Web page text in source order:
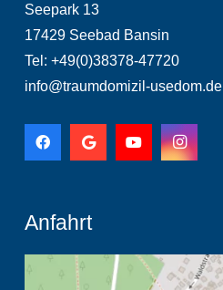
Seepark 13
17429 Seebad Bansin
Tel: +49(0)38378-47720
info@traumdomizil-usedom.de
Anfahrt